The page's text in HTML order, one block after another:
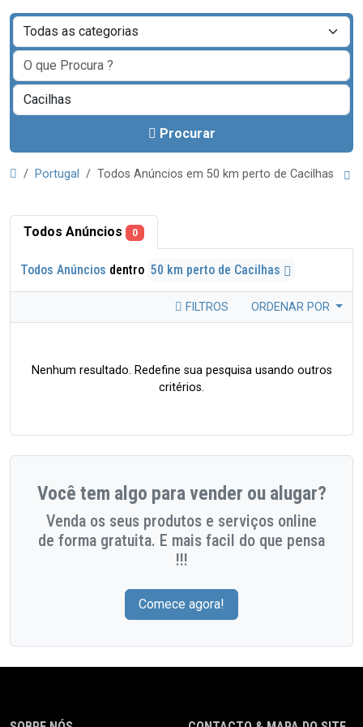
Procurar
Portugal Todos Anúncios em 50 km perto de Cacilhas
Todos Anúncios 0
Todos Anúncios dentro 50 km perto de Cacilhas
FILTROS ORDENAR POR
Nenhum resultado. Redefine sua pesquisa usando outros
critérios.
Você tem algo para vender ou alugar?
Venda os seus produtos e serviços online
de forma gratuita. E mais facil do que pensa
!!!
Comece agora!